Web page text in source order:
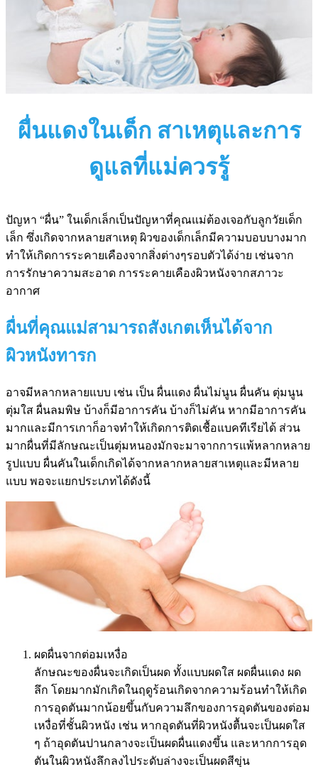
ผื่นแดงในเด็ก สาเหตุและการ
ดูแลที่แม่ควรรู้
ปัญหา “ผื่น” ในเด็กเล็กเป็นปัญหาที่คุณแม่ต้องเจอกับลูกวัยเด็ก
เล็ก ซึ่งเกิดจากหลายสาเหตุ ผิวของเด็กเล็กมีความบอบบางมาก
ทำให้เกิดการระคายเคืองจากสิ่งต่างๆรอบตัวได้ง่าย เช่นจาก
การรักษาความสะอาด การระคายเคืองผิวหนังจากสภาวะ
อากาศ
ผื่นที่คุณแม่สามารถสังเกตเห็นได้จาก
ผิวหนังทารก
อาจมีหลากหลายแบบ เช่น เป็น ผื่นแดง ผื่นไม่นูน ผื่นคัน ตุ่มนูน
ตุ่มใส ผื่นลมพิษ บ้างก็มีอาการคัน บ้างก็ไม่คัน หากมีอาการคัน
มากและมีการเกาก็อาจทำให้เกิดการติดเชื้อแบคทีเรียได้ ส่วน
มากผื่นที่มีลักษณะเป็นตุ่มหนองมักจะมาจากการแพ้หลากหลาย
รูปแบบ ผื่นคันในเด็กเกิดได้จากหลากหลายสาเหตุและมีหลาย
แบบ พอจะแยกประเภทได้ดังนี้
ผดผื่นจากต่อมเหงื่อ
ลักษณะของผื่นจะเกิดเป็นผด ทั้งแบบผดใส ผดผื่นแดง ผด
ลึก โดยมากมักเกิดในฤดูร้อนเกิดจากความร้อนทำให้เกิด
การอุดตันมากน้อยขึ้นกับความลึกของการอุดตันของต่อม
เหงื่อที่ชั้นผิวหนัง เช่น หากอุดตันที่ผิวหนังตื้นจะเป็นผดใส
ๆ ถ้าอุดตันปานกลางจะเป็นผดผื่นแดงขึ้น และหากการอุด
ตันในผิวหนังลึกลงไประดับล่างจะเป็นผดสีขุ่น